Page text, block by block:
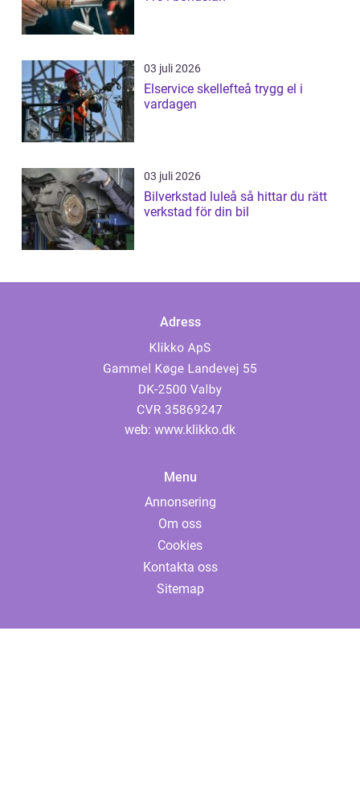
03 juli 2026
Elservice skellefteå trygg el i
vardagen
03 juli 2026
Bilverkstad luleå så hittar du rätt
verkstad för din bil
Adress
web: www.klikko.dk
Menu
Annonsering
Om oss
Cookies
Kontakta oss
Sitemap